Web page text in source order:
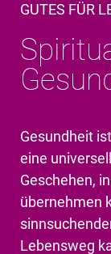
GUTES FÜR
Gesundheit
eine
Geschehen,
übernehmen
Lebensweg